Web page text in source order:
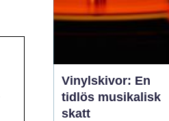
Vinylskivor: En
tidlös musikalisk
skatt